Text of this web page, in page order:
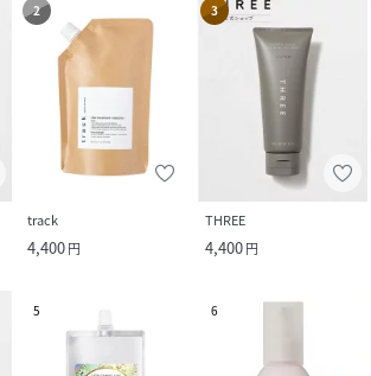
2
track
4,400円
3
THREE
4,400円
5 6